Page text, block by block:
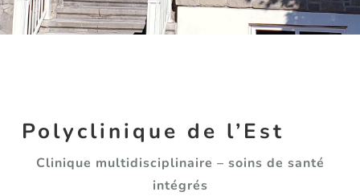
Polyclinique de l’Est
Clinique multidisciplinaire – soins de santé
intégrés